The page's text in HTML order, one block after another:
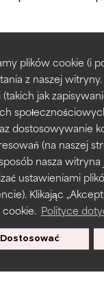
plików cookie (i
z naszej
jak
dostosowywanie
(na naszej
nasza witryna
ustawieniami
Klikając
Polityce
Dostosować
to assess
tekstury,
ale może
użyteczność.
składnikami.
podrażnienie,
ale ogólnie
tekstury,
ale może
użyteczność.
składnikami.
podrażnienie,
ale ogólnie
się, aby